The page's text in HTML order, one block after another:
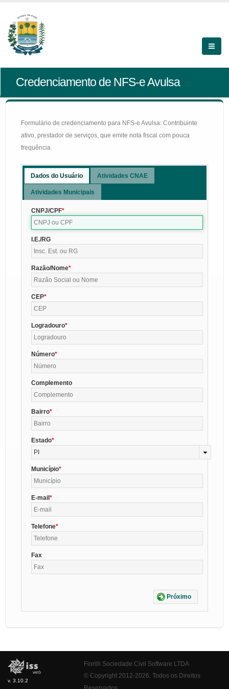
Credenciamento de NFS-e Avulsa
Formulário de credenciamento para NFS-e Avulsa: Contribuinte
ativo, prestador de serviços, que emite nota fiscal com pouca
frequência
Dados do Usuário Atividades CNAE
Atividades Municipais
CNPJ/CPF
I.E./RG
Razão/Nome
CEP
Logradouro
Número
Complemento
Bairro
Estado
PI
Município
E-mail
Telefone
Fax
Próximo
v. 3.10.2
Fiorilli Sociedade Civil Software LTDA
© Copyright 2012-2026. Todos os Direitos